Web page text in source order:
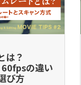
は？
の違い
び方